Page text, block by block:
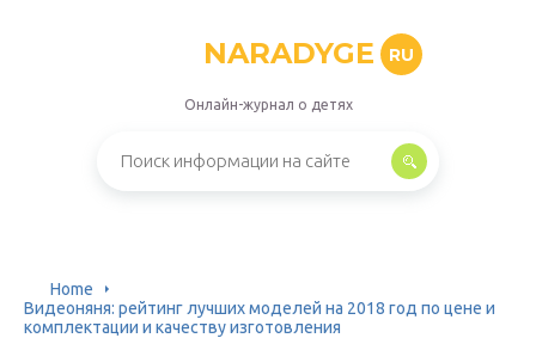
NARADYGE RU
Онлайн-журнал о детях
Home
Видеоняня: рейтинг лучших моделей на 2018 год по цене и
комплектации и качеству изготовления